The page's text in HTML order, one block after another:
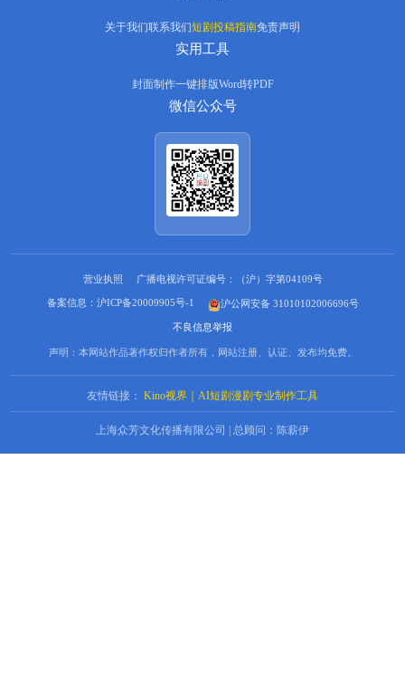
关于我们联系我们短剧投稿指南免责声明
实用工具
封面制作一键排版Word转PDF
微信公众号
营业执照 广播电视许可证编号：（沪）字第04109号
备案信息：沪ICP备20009905号-1 沪公网安备 31010102006696号
不良信息举报
声明：本网站作品著作权归作者所有，网站注册、认证、发布均免费。
友情链接： Kino视界｜AI短剧漫剧专业制作工具
上海众芳文化传播有限公司 | 总顾问：陈薪伊